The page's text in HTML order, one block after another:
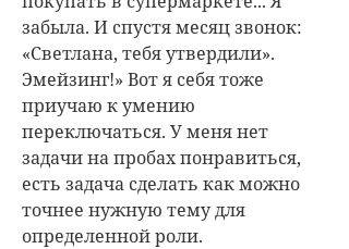
забыла. И спустя месяц звонок:
«Светлана, тебя утвердили».
Эмейзинг!» Вот я себя тоже
приучаю к умению
переключаться. У меня нет
задачи на пробах понравиться,
есть задача сделать как можно
точнее нужную тему для
определенной роли.